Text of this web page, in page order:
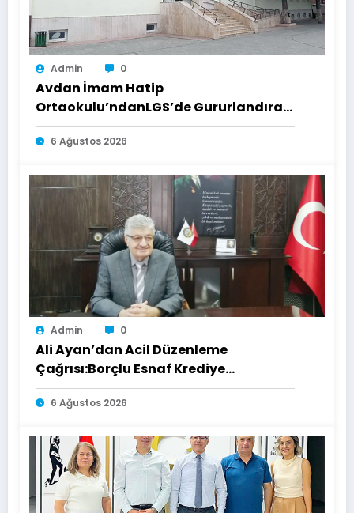
Admin 0
Avdan İmam Hatip
Ortaokulu’ndanLGS’de Gururlandıran
Başarı
6 Ağustos 2026
Admin 0
Ali Ayan’dan Acil Düzenleme
Çağrısı:Borçlu Esnaf Krediye
Ulaşamıyor
6 Ağustos 2026